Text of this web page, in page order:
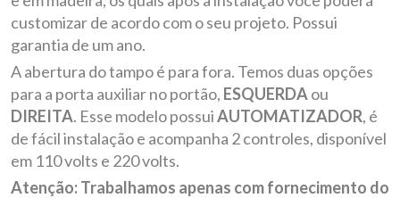
customizar de acordo com o seu projeto. Possui
garantia de um ano.
A abertura do tampo é para fora. Temos duas opções
para a porta auxiliar no portão, ESQUERDAou
DIREITA. Esse modelo possuiAUTOMATIZADOR, é
de fácil instalação e acompanha 2 controles, disponível
em 110 volts e 220 volts.
Atenção: Trabalhamos apenas com fornecimento do